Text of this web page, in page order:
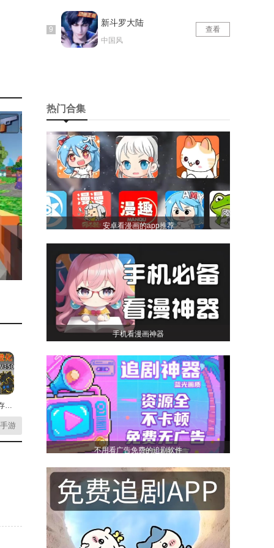
监控人生存模拟最新版
游
新斗罗大陆
中国风
查看
热门合集
安卓看漫画的app推荐
手机看漫画神器
不用看广告免费的追剧软件